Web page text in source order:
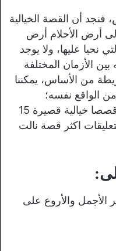
فنجد أن القصة الخيالية
أرض الأحلام أرض
نحيا عليها، ولا يوجد
الأزمان المختلفة
من الأساس، يمكننا
الواقع نفسه؛
لذا إليكم يا محبي قصص الخيال قصصا خيالية قصيرة 15
اكثر قصة نالت
الأجمل والأروع على